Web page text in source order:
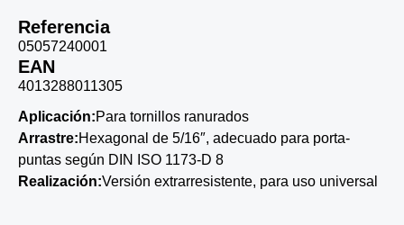
Referencia
05057240001
EAN
4013288011305
Aplicación:Para tornillos ranurados
Arrastre:Hexagonal de 5/16″, adecuado para porta-
puntas según DIN ISO 1173-D 8
Realización:Versión extrarresistente, para uso universal